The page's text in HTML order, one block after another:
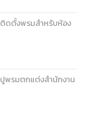
ดตั้งพรมสำหรับห้อง
พรมตกแต่งสำนักงาน